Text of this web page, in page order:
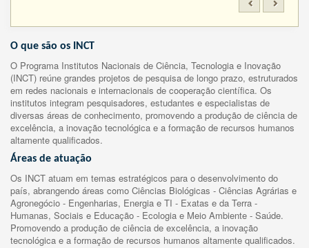
O que são os INCT
O Programa Institutos Nacionais de Ciência, Tecnologia e Inovação
(INCT) reúne grandes projetos de pesquisa de longo prazo, estruturados
em redes nacionais e internacionais de cooperação científica. Os
institutos integram pesquisadores, estudantes e especialistas de
diversas áreas de conhecimento, promovendo a produção de ciência de
excelência, a inovação tecnológica e a formação de recursos humanos
altamente qualificados.
Áreas de atuação
Os INCT atuam em temas estratégicos para o desenvolvimento do
país, abrangendo áreas como Ciências Biológicas - Ciências Agrárias e
Agronegócio - Engenharias, Energia e TI - Exatas e da Terra -
Humanas, Sociais e Educação - Ecologia e Meio Ambiente - Saúde.
Promovendo a produção de ciência de excelência, a inovação
tecnológica e a formação de recursos humanos altamente qualificados.